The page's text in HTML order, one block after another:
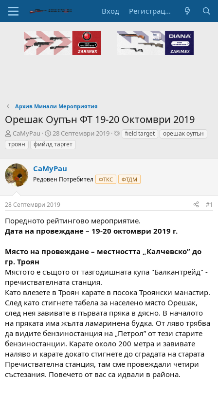
Вход Регистрация
Архив Минали Мероприятия
Орешак Оупън ФТ 19-20 Октомври 2019
А
в
т
р
н
а
т
е
м
а
т
CaMyPau
Н
а
ч
л
н
Д
а
т
а
28 Септември 2019
Tfield target
орешак оупън
троян
фийлд таргет
CaMyPau
Редовен Потребител ФТКС ФТДМ
28 Септември 2019 #1
Поредното рейтингово мероприятие.
Дата на провеждане – 19-20 октомври 2019 г.
Място на провеждане – местността „Калчевско” до
гр. Троян
Мястото е същото от тазгодишната купа "Балкантрейд" -
пречиствателната станция.
Като влезете в Троян карате в посока Троянски манастир.
След като стигнете табела за населено място Орешак,
след нея завивате в първата пряка в дясно. В началото
на пряката има жълта ламаринена будка. От ляво трябва
да видите бензиностанция на „Петрол” от тези старите
бензиностанции. Карате около 200 метра и завивате
наляво и карате докато стигнете до сградата на старата
Пречиствателна станция, там сме провеждали четири
състезания. Повечето от вас са идвали в района.